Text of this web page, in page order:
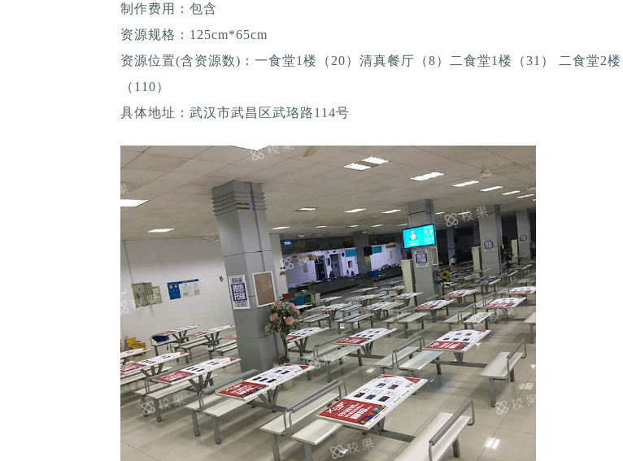
制作费用：包含
资源规格：125cm*65cm
资源位置(含资源数)：一食堂1楼（20）清真餐厅（8）二食堂1楼（31） 二食堂2楼
（110）
具体地址：武汉市武昌区武珞路114号